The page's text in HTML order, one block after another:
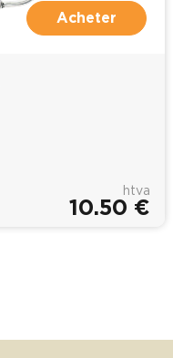
Acheter
htva
10.50 €